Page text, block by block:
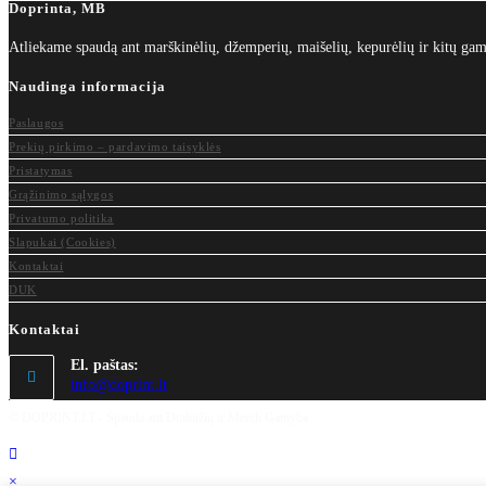
Doprinta, MB
Atliekame spaudą ant marškinėlių, džemperių, maišelių, kepurėlių ir kitų
Naudinga informacija
Paslaugos
Prekių pirkimo – pardavimo taisyklės
Pristatymas
Grąžinimo sąlygos
Privatumo politika
Slapukai (Cookies)
Kontaktai
DUK
Kontaktai
El. paštas:
info@doprint.ltOpens
in
×